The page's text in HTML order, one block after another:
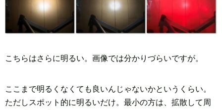
こちらはさらに明るい。画像では分かりづらいですが。
ここまで明るくなくても良いんじゃないかというくらい。
ただしスポット的に明るいだけ。最小の方は、拡散して周